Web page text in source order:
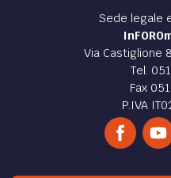
Sede legale
Via Castiglione
Tel.
Fax
P.IVA